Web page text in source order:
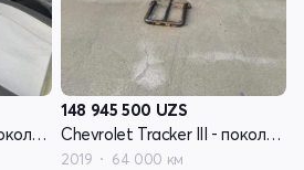
Chevrolet Tracker III - поколение рестайлинг
148 945 500 UZS
Chevrolet Tracker III - поколение рестайлинг
2019 64 000 км